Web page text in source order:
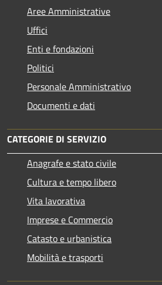
Aree Amministrative
Uffici
Enti e fondazioni
Politici
Personale Amministrativo
Documenti e dati
CATEGORIE DI SERVIZIO
Anagrafe e stato civile
Cultura e tempo libero
Vita lavorativa
Imprese e Commercio
Catasto e urbanistica
Mobilità e trasporti